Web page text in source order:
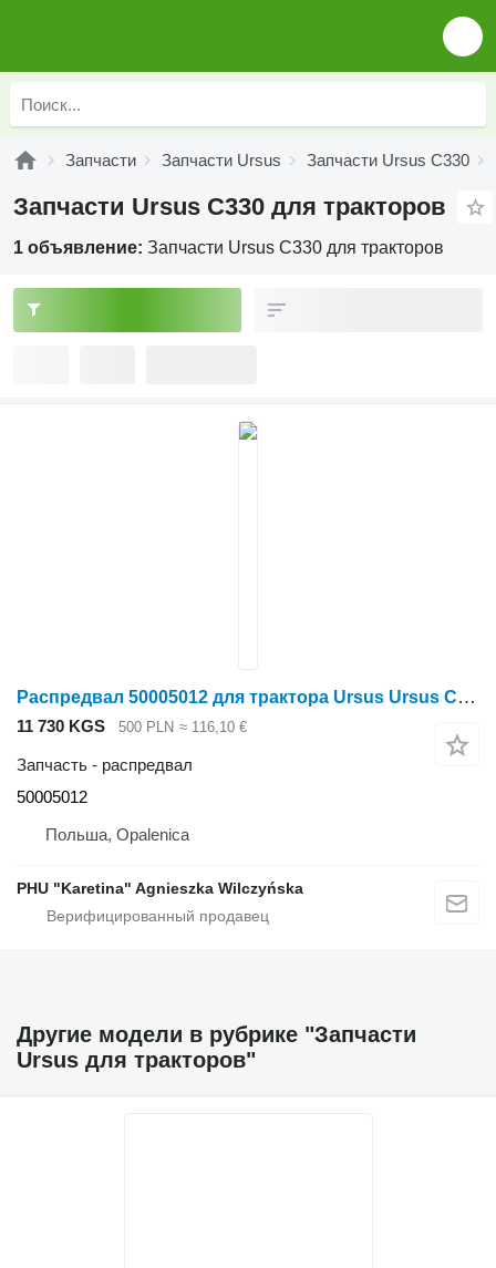
Запчасти Запчасти Ursus Запчасти Ursus C330
Запчасти Ursus C330 для тракторов
1 объявление: Запчасти Ursus C330 для тракторов
Распредвал 50005012 для трактора Ursus Ursus C-330 C330
11 730 KGS 500 PLN ≈ 116,10 €
Запчасть - распредвал
50005012
Польша, Opalenica
PHU "Karetina" Agnieszka Wilczyńska
Другие модели в рубрике "Запчасти
Ursus для тракторов"